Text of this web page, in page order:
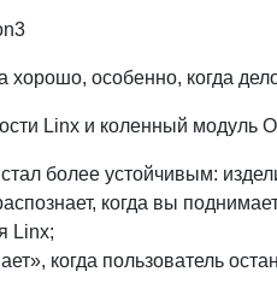
хорошо, особенно, когда
Linx и коленный
более устойчивым:
когда вы
Linx;
когда пользователь